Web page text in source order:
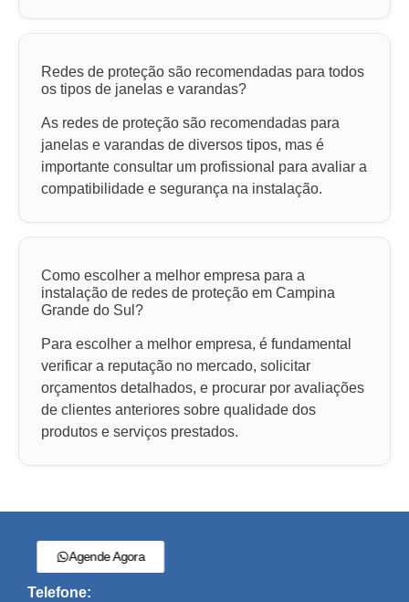
Redes de proteção são recomendadas para todos
os tipos de janelas e varandas?
As redes de proteção são recomendadas para
janelas e varandas de diversos tipos, mas é
importante consultar um profissional para avaliar a
compatibilidade e segurança na instalação.
Como escolher a melhor empresa para a
instalação de redes de proteção em Campina
Grande do Sul?
Para escolher a melhor empresa, é fundamental
verificar a reputação no mercado, solicitar
orçamentos detalhados, e procurar por avaliações
de clientes anteriores sobre qualidade dos
produtos e serviços prestados.
Agende Agora
Telefone: